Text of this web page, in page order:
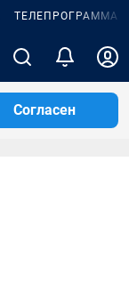
ТЕЛЕПРОГРАММА
Согласен